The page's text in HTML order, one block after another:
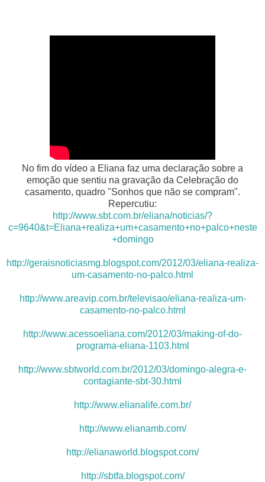
No fim do vídeo a Eliana faz uma declaração sobre a
emoção que sentiu na gravação da Celebração do
casamento, quadro "Sonhos que não se compram".
Repercutiu:
http://www.sbt.com.br/eliana/noticias/?
c=9640&t=Eliana+realiza+um+casamento+no+palco+neste
+domingo
http://geraisnoticiasmg.blogspot.com/2012/03/eliana-realiza-
um-casamento-no-palco.html
http://www.areavip.com.br/televisao/eliana-realiza-um-
casamento-no-palco.html
http://www.acessoeliana.com/2012/03/making-of-do-
programa-eliana-1103.html
http://www.sbtworld.com.br/2012/03/domingo-alegra-e-
contagiante-sbt-30.html
http://www.elianalife.com.br/
http://www.elianamb.com/
http://elianaworld.blogspot.com/
http://sbtfa.blogspot.com/